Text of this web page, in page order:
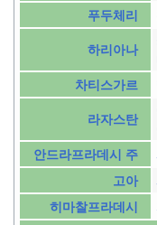
푸두체리
하리아나
차티스가르
라자스탄
안드라프라데시 주
고아
히마찰프라데시